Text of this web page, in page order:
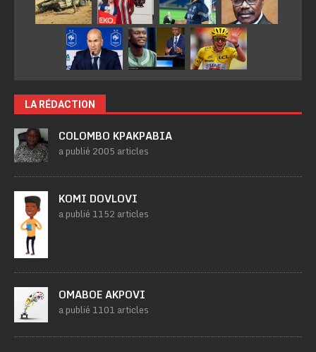
LA RÉDACTION
COLOMBO KPAKPABIA
a publié 2005 articles
KOMI DOVLOVI
a publié 1152 articles
OMABOE AKPOVI
a publié 1101 articles